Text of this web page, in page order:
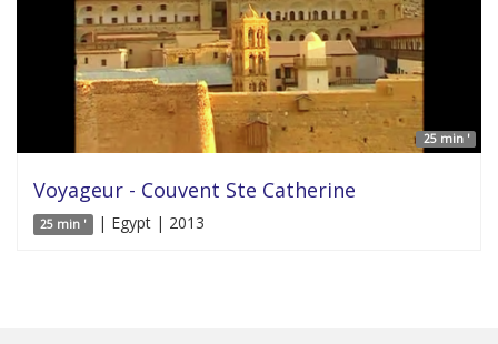
25 min '
Voyageur - Couvent Ste Catherine
25 min ' | Egypt | 2013